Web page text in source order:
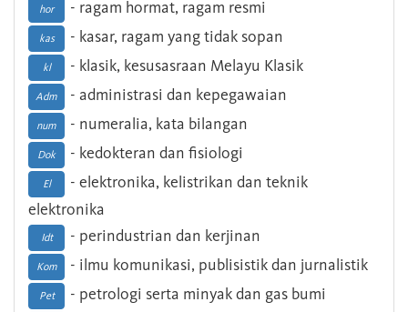
hor - ragam hormat, ragam resmi
kas - kasar, ragam yang tidak sopan
kl - klasik, kesusasraan Melayu Klasik
Adm - administrasi dan kepegawaian
num - numeralia, kata bilangan
Dok - kedokteran dan fisiologi
El
- elektronika, kelistrikan dan teknik
elektronika
Idt - perindustrian dan kerjinan
Kom - ilmu komunikasi, publisistik dan jurnalistik
Pet - petrologi serta minyak dan gas bumi